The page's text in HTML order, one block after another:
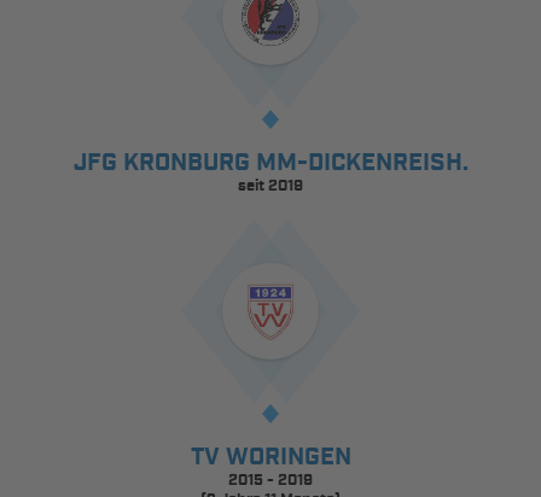
JFG KRONBURG MM-DICKENREISH.
seit 2019
TV WORINGEN
2015 - 2019